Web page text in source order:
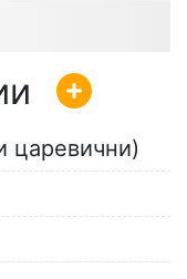
царевични)